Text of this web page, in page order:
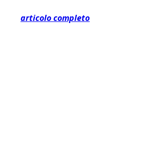
articolo completo